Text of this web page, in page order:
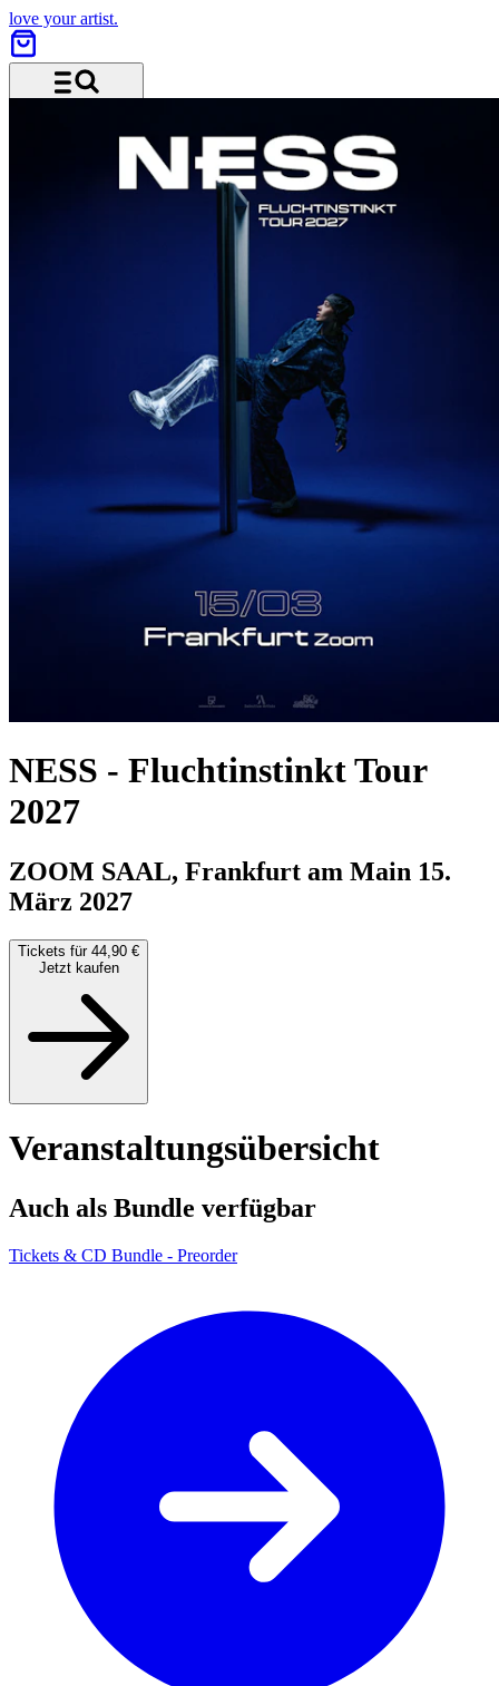
love your artist.
NESS - Fluchtinstinkt Tour
2027
ZOOM SAAL, Frankfurt am Main 15.
März 2027
Tickets für 44,90 €
Jetzt kaufen
Veranstaltungsübersicht
Auch als Bundle verfügbar
Tickets & CD Bundle - Preorder